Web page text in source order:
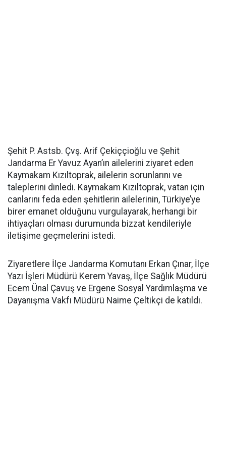
Şehit P. Astsb. Çvş. Arif Çekiççioğlu ve Şehit
Jandarma Er Yavuz Ayan’ın ailelerini ziyaret eden
Kaymakam Kızıltoprak, ailelerin sorunlarını ve
taleplerini dinledi. Kaymakam Kızıltoprak, vatan için
canlarını feda eden şehitlerin ailelerinin, Türkiye’ye
birer emanet olduğunu vurgulayarak, herhangi bir
ihtiyaçları olması durumunda bizzat kendileriyle
iletişime geçmelerini istedi.
Ziyaretlere İlçe Jandarma Komutanı Erkan Çınar, İlçe
Yazı İşleri Müdürü Kerem Yavaş, İlçe Sağlık Müdürü
Ecem Ünal Çavuş ve Ergene Sosyal Yardımlaşma ve
Dayanışma Vakfı Müdürü Naime Çeltikçi de katıldı.